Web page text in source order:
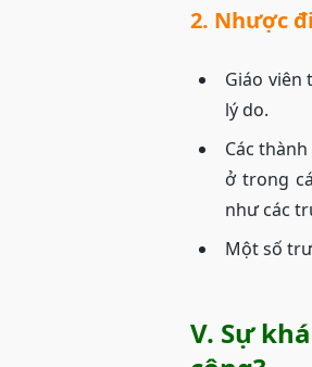
2. Nhược
Giáo viên
lý do.
Các
ở trong
như các
Một số
V. Sự